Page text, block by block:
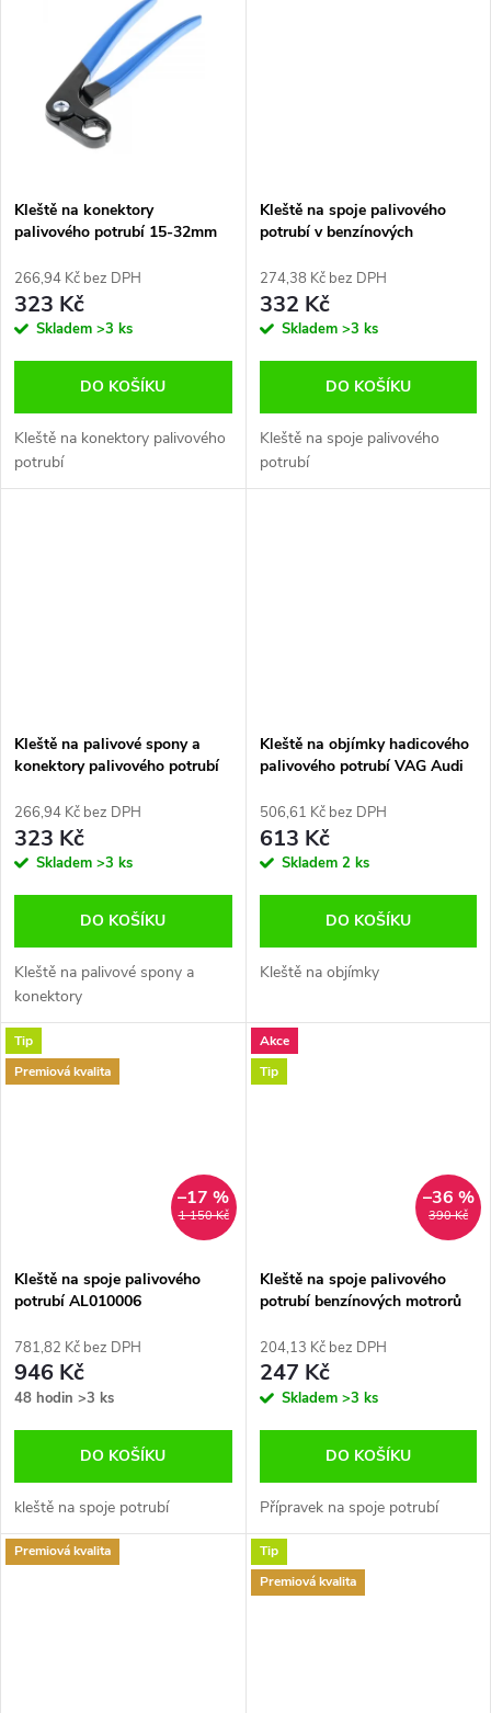
Kleště na konektory
palivového potrubí 15-32mm
266,94 Kč bez DPH
323 Kč
Skladem >3 ks
DO KOŠÍKU
Kleště na konektory palivového
potrubí
Kleště na spoje palivového
potrubí v benzínových
FIAT MERCEDES
274,38 Kč bez DPH
332 Kč
Skladem >3 ks
DO KOŠÍKU
Kleště na spoje palivového
potrubí
Kleště na palivové spony a
konektory palivového potrubí
266,94 Kč bez DPH
323 Kč
Skladem >3 ks
DO KOŠÍKU
Kleště na palivové spony a
konektory
Kleště na objímky hadicového
palivového potrubí VAG Audi
506,61 Kč bez DPH
613 Kč
Skladem 2 ks
DO KOŠÍKU
Kleště na objímky
Tip
Premiová kvalita
1 150 Kč
–17 %
Kleště na spoje palivového
potrubí AL010006
781,82 Kč bez DPH
946 Kč
48 hodin >3 ks
DO KOŠÍKU
kleště na spoje potrubí
Akce
Tip
390 Kč
–36 %
Kleště na spoje palivového
potrubí benzínových motrorů
204,13 Kč bez DPH
247 Kč
Skladem >3 ks
DO KOŠÍKU
Přípravek na spoje potrubí
Premiová kvalita
Tip
Premiová kvalita